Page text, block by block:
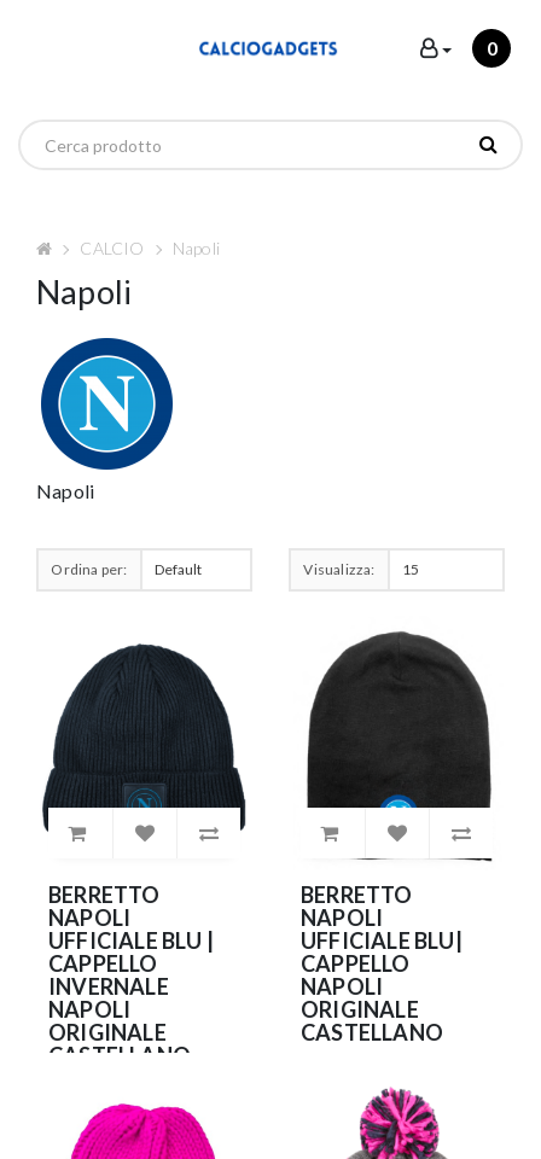
0
CALCIO Napoli
Napoli
Napoli
Ordina per: Visualizza:
BERRETTO
NAPOLI
UFFICIALE BLU |
CAPPELLO
INVERNALE
NAPOLI
ORIGINALE
CASTELLANO
BERRETTO
NAPOLI
UFFICIALE BLU|
CAPPELLO
NAPOLI
ORIGINALE
CASTELLANO